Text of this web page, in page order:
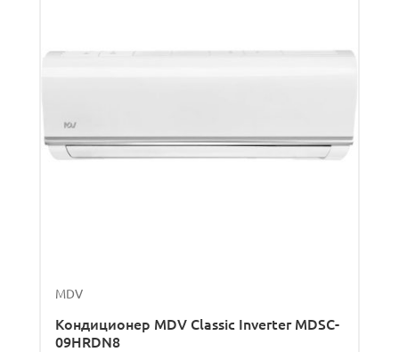
MDV
Кондиционер MDV Classic Inverter MDSC-
09HRDN8